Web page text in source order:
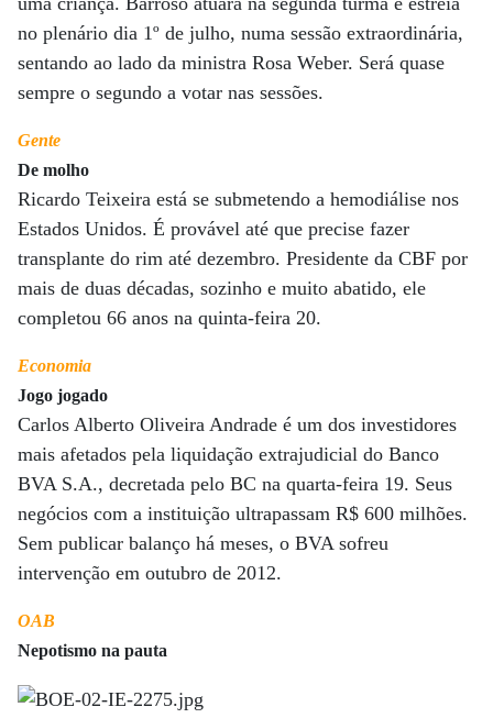
no plenário dia 1º de julho, numa sessão extraordinária,
sentando ao lado da ministra Rosa Weber. Será quase
sempre o segundo a votar nas sessões.
Gente
De molho
Ricardo Teixeira está se submetendo a hemodiálise nos
Estados Unidos. É provável até que precise fazer
transplante do rim até dezembro. Presidente da CBF por
mais de duas décadas, sozinho e muito abatido, ele
completou 66 anos na quinta-feira 20.
Economia
Jogo jogado
Carlos Alberto Oliveira Andrade é um dos investidores
mais afetados pela liquidação extrajudicial do Banco
BVA S.A., decretada pelo BC na quarta-feira 19. Seus
negócios com a instituição ultrapassam R$ 600 milhões.
Sem publicar balanço há meses, o BVA sofreu
intervenção em outubro de 2012.
OAB
Nepotismo na pauta